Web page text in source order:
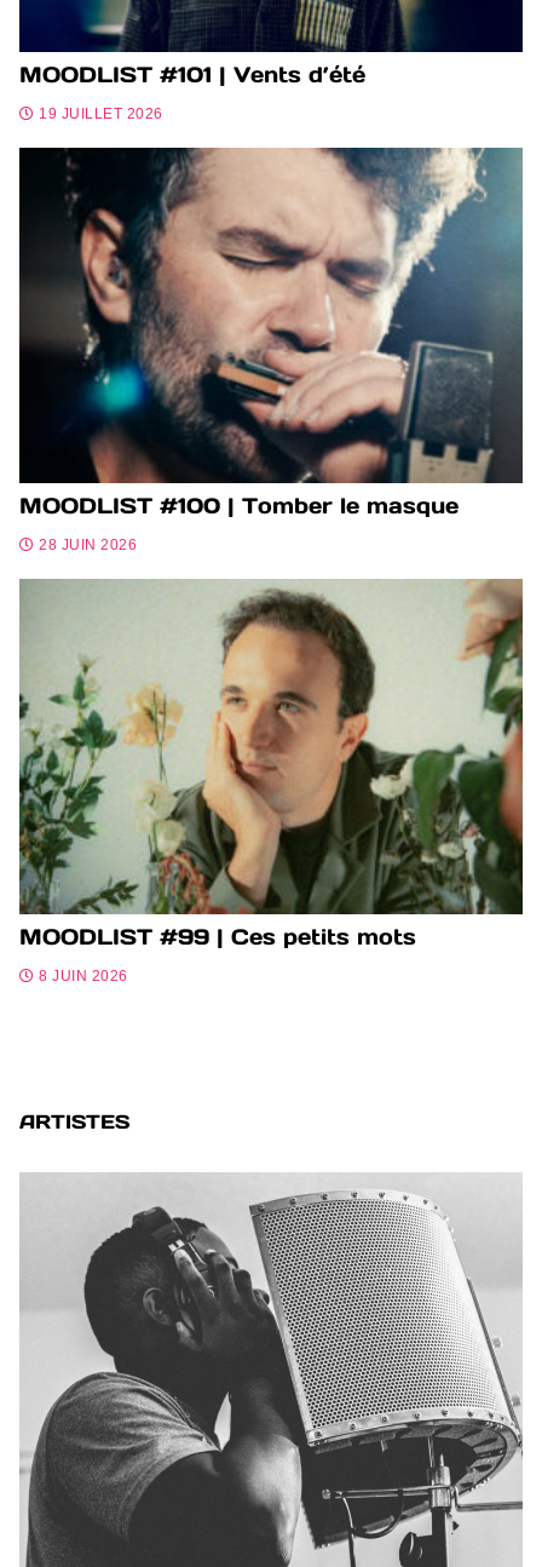
MOODLIST #101 | Vents d’été
19 JUILLET 2026
MOODLIST #100 | Tomber le masque
28 JUIN 2026
MOODLIST #99 | Ces petits mots
8 JUIN 2026
ARTISTES